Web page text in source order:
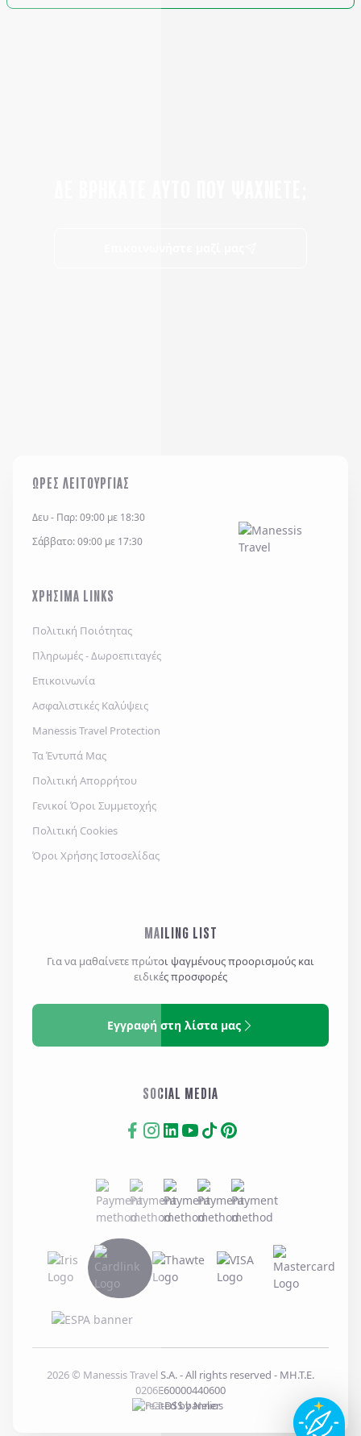
ΩΡΕΣ ΛΕΙΤΟΥΡΓΙΑΣ
Δευ - Παρ: 09:00 με 18:30
Σάββατο: 09:00 με 17:30
ΧΡΗΣΙΜΑ LINKS
Πολιτική Ποιότητας
Πληρωμές - Δωροεπιταγές
Επικοινωνία
Ασφαλιστικές Καλύψεις
Manessis Travel Protection
Τα Έντυπά Μας
Πολιτική Απορρήτου
Γενικοί Όροι Συμμετοχής
Πολιτική Cookies
Όροι Χρήσης Ιστοσελίδας
MAILING LIST
Για να μαθαίνετε πρώτοι ψαγμένους προορισμούς και
ειδικές προσφορές
Εγγραφή στη λίστα μας
SOCIAL MEDIA
2026© Manessis Travel S.A. - All rights reserved - MH.T.E.
0206E60000440600
Created byNelios